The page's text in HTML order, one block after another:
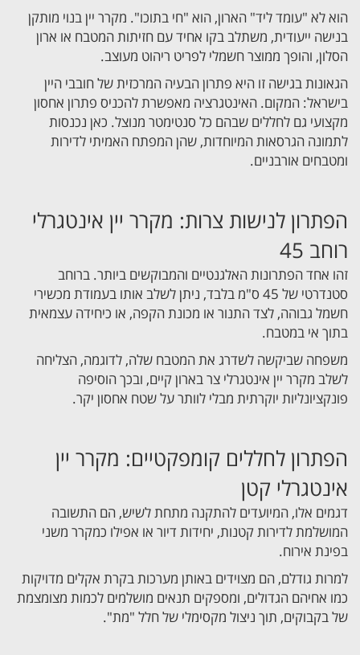
הוא לא "עומד ליד" הארון, הוא "חי בתוכו". מקרר יין בנוי מותקן
בנישה ייעודית, משתלב בקו אחיד עם חזיתות המטבח או ארון
הסלון, והופך ממוצר חשמלי לפריט ריהוט מעוצב.
הגאונות בגישה זו היא פתרון הבעיה המרכזית של חובבי היין
בישראל: המקום. האינטגרציה מאפשרת להכניס פתרון אחסון
מקצועי גם לחללים שבהם כל סנטימטר מנוצל. כאן נכנסות
לתמונה הגרסאות המיוחדות, שהן המפתח האמיתי לדירות
ומטבחים אורבניים.
הפתרון לנישות צרות: מקרר יין אינטגרלי
רוחב 45
זהו אחד הפתרונות האלגנטיים והמבוקשים ביותר. ברוחב
סטנדרטי של 45 ס"מ בלבד, ניתן לשלב אותו בעמודת מכשירי
חשמל גבוהה, לצד התנור או מכונת הקפה, או כיחידה עצמאית
בתוך אי במטבח.
משפחה שביקשה לשדרג את המטבח שלה, לדוגמה, הצליחה
לשלב מקרר יין אינטגרלי צר בארון קיים, ובכך הוסיפה
פונקציונליות יוקרתית מבלי לוותר על שטח אחסון יקר.
הפתרון לחללים קומפקטיים: מקרר יין
אינטגרלי קטן
דגמים אלו, המיועדים להתקנה מתחת לשיש, הם התשובה
המושלמת לדירות קטנות, יחידות דיור או אפילו כמקרר משני
בפינת אירוח.
למרות גודלם, הם מצוידים באותן מערכות בקרת אקלים מדויקות
כמו אחיהם הגדולים, ומספקים תנאים מושלמים לכמות מצומצמת
של בקבוקים, תוך ניצול מקסימלי של חלל "מת".